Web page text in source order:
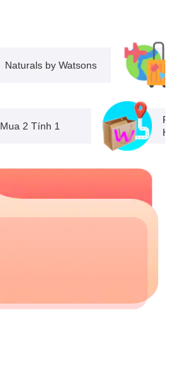
Naturals by Watsons
Mua 2 Tính 1
Hàng